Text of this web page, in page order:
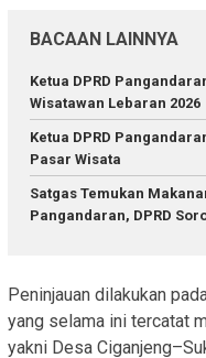
BACAAN LAINNYA
Ketua DPRD
Wisatawan Lebaran 2026
Ketua DPRD
Pasar Wisata
Satgas Temukan
Pangandaran, DPRD
Peninjauan dilakukan
yang selama ini tercatat
yakni Desa